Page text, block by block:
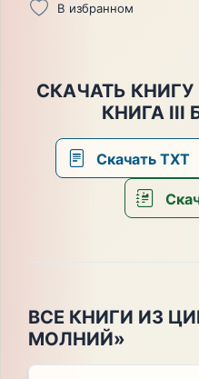
В избранном
СКАЧАТЬ
КНИГА III
Скачать TXT
ВСЕ КНИГИ ИЗ
МОЛНИЙ»